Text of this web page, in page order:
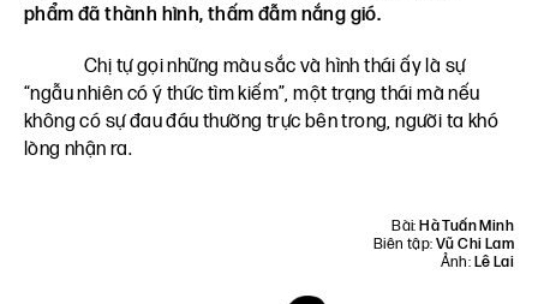
phẩm đã thành hình, thấm đẫm nắng gió.
Chị tự gọi những màu sắc và hình thái ấy là sự
“ngẫu nhiên có ý thức tìm kiếm”, một trạng thái mà nếu
không có sự đau đáu thường trực bên trong, người ta khó
lòng nhận ra.
Bài:Hà Tuấn Minh
Biên tập: Vũ Chi Lam
Ảnh: Lê Lai